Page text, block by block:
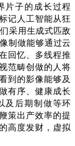
子的成长过程
记人工智能从狂
采用生成式匹敌
制做能够通过云
回忆、多线程推
范畴创做的人将
到的影像能够及
有序、健康成长
及后期制做等环
策出产效率的提
高度发财，虚拟